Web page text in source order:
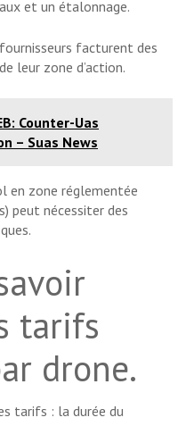
et un étalonnage.
facturent des
leur zone d’action.
Counter-Uas
– Suas News
en zone réglementée
peut nécessiter des
tarifs
drone.
tarifs : la durée du